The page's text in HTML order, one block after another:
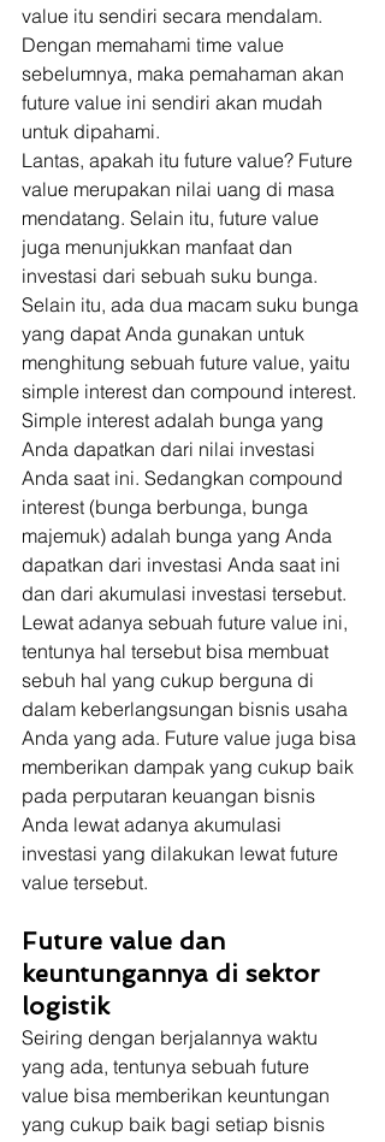
value itu sendiri secara mendalam.
Dengan memahami time value
sebelumnya, maka pemahaman akan
future value ini sendiri akan mudah
untuk dipahami.
Lantas, apakah itu future value? Future
value merupakan nilai uang di masa
mendatang. Selain itu, future value
juga menunjukkan manfaat dan
investasi dari sebuah suku bunga.
Selain itu, ada dua macam suku bunga
yang dapat Anda gunakan untuk
menghitung sebuah future value, yaitu
simple interest dan compound interest.
Simple interest adalah bunga yang
Anda dapatkan dari nilai investasi
Anda saat ini. Sedangkan compound
interest (bunga berbunga, bunga
majemuk) adalah bunga yang Anda
dapatkan dari investasi Anda saat ini
dan dari akumulasi investasi tersebut.
Lewat adanya sebuah future value ini,
tentunya hal tersebut bisa membuat
sebuh hal yang cukup berguna di
dalam keberlangsungan bisnis usaha
Anda yang ada. Future value juga bisa
memberikan dampak yang cukup baik
pada perputaran keuangan bisnis
Anda lewat adanya akumulasi
investasi yang dilakukan lewat future
value tersebut.
Future value dan
keuntungannya di sektor
logistik
Seiring dengan berjalannya waktu
yang ada, tentunya sebuah future
value bisa memberikan keuntungan
yang cukup baik bagi setiap bisnis